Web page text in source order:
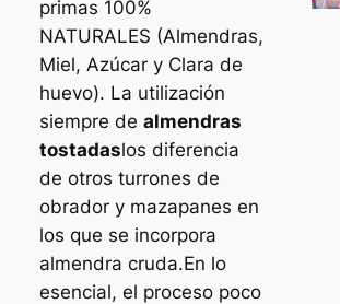
primas 100%
NATURALES (Almendras,
Miel, Azúcar y Clara de
huevo). La utilización
siempre de almendras
tostadaslos diferencia
de otros turrones de
obrador y mazapanes en
los que se incorpora
almendra cruda.En lo
esencial, el proceso poco